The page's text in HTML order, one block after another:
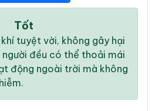
Tốt
tuyệt vời, không gây hại
người đều có thể thoải mái
động ngoài trời mà không